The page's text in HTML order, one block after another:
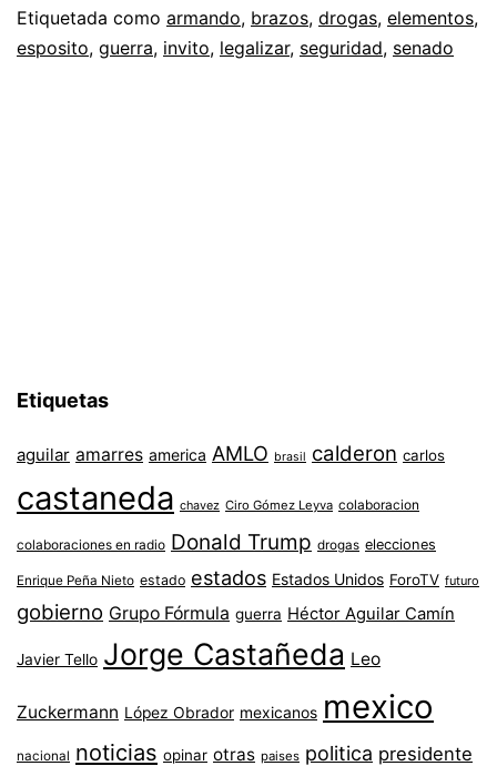
Etiquetada como armando, brazos, drogas, elementos,
esposito, guerra, invito, legalizar, seguridad, senado
Etiquetas
aguilar amarres america AMLO brasil calderon carlos
castaneda chavez Ciro Gómez Leyva colaboracion
colaboraciones en radio Donald Trump drogas elecciones
Enrique Peña Nieto estado estados Estados Unidos ForoTV futuro
gobierno Grupo Fórmula guerra Héctor Aguilar Camín
Javier Tello Jorge Castañeda Leo
Zuckermann López Obrador mexicanos mexico
nacional noticias opinar otras paises politica presidente